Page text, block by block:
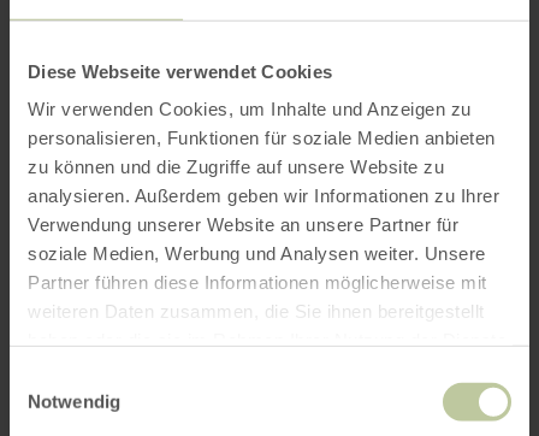
Diese Webseite verwendet Cookies
Wir verwenden Cookies, um Inhalte und Anzeigen zu
personalisieren, Funktionen für soziale Medien anbieten
zu können und die Zugriffe auf unsere Website zu
analysieren. Außerdem geben wir Informationen zu Ihrer
Verwendung unserer Website an unsere Partner für
soziale Medien, Werbung und Analysen weiter. Unsere
Partner führen diese Informationen möglicherweise mit
weiteren Daten zusammen, die Sie ihnen bereitgestellt
Notwendig
Die DTM startet am Nürburgring durch. Nicht
nur Motorsport- und Nürburgring-Fans
markieren sich die traditionsreiche Rennserie
im Kalender – auch Menschen, die ansonsten
nicht viel mit Motorsport zu tun haben, lassen
sich von der DTM auf der Grand-Prix-Strecke des
Besonderes.